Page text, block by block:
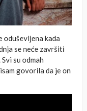
oduševljena kada
se neće završiti
su odmah
govorila da je on